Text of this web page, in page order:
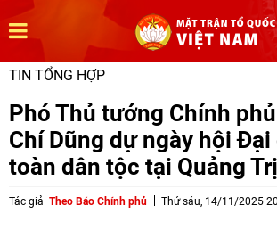
TIN TỔNG HỢP
Phó Thủ tướng Chính
Chí Dũng dự ngày hội
toàn dân tộc tại Quảng Trị
Tác giả Theo Báo Chính phủ Thứ sáu, 14/11/2025